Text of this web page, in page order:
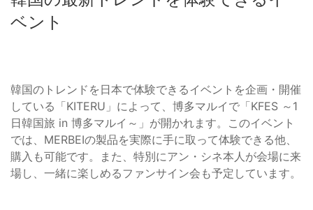
ベント
韓国のトレンドを日本で体験できるイベントを企画・開催
している「KITERU」によって、博多マルイで「KFES ～1
日韓国旅 in 博多マルイ～」が開かれます。このイベント
では、MERBEIの製品を実際に手に取って体験できる他、
購入も可能です。また、特別にアン・シネ本人が会場に来
場し、一緒に楽しめるファンサイン会も予定しています。